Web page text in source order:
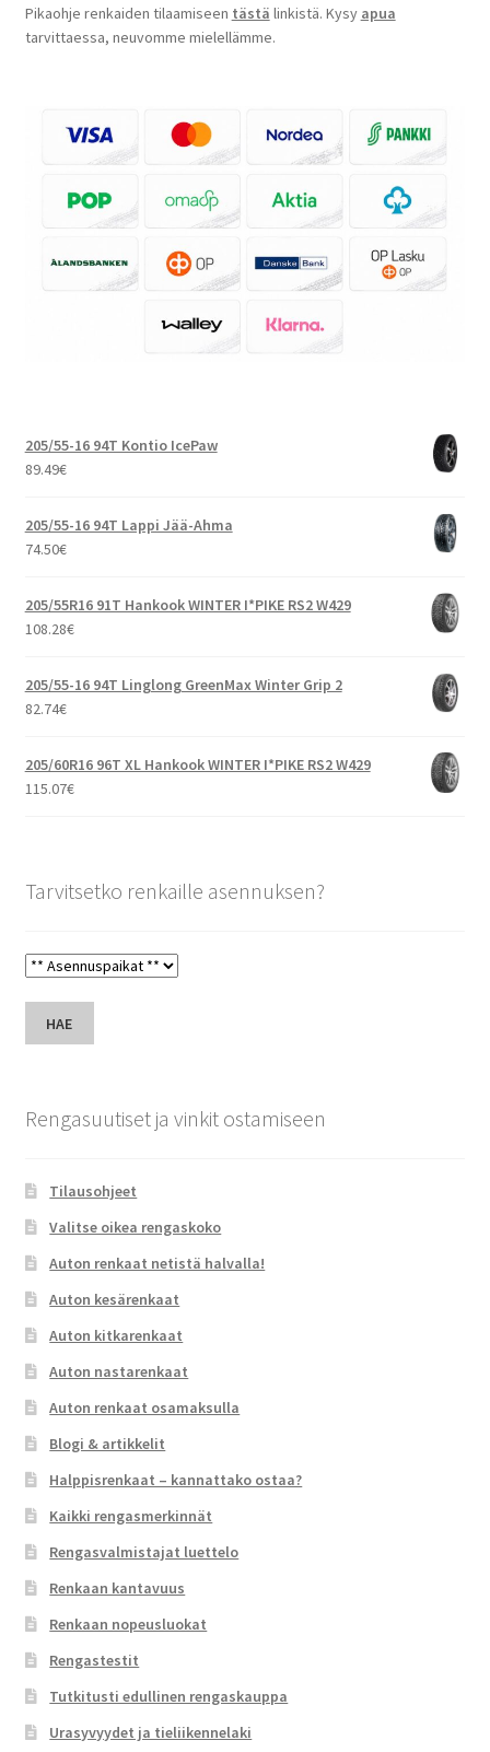
Pikaohje renkaiden tilaamiseen tästä linkistä. Kysy apua
tarvittaessa, neuvomme mielellämme.
205/55-16 94T Kontio IcePaw
89.49€
205/55-16 94T Lappi Jää-Ahma
74.50€
205/55R16 91T Hankook WINTER I*PIKE RS2 W429
108.28€
205/55-16 94T Linglong GreenMax Winter Grip 2
82.74€
205/60R16 96T XL Hankook WINTER I*PIKE RS2 W429
115.07€
Tarvitsetko renkaille asennuksen?
HAE
Rengasuutiset ja vinkit ostamiseen
Tilausohjeet
Valitse oikea rengaskoko
Auton renkaat netistä halvalla!
Auton kesärenkaat
Auton kitkarenkaat
Auton nastarenkaat
Auton renkaat osamaksulla
Blogi & artikkelit
Halppisrenkaat – kannattako ostaa?
Kaikki rengasmerkinnät
Rengasvalmistajat luettelo
Renkaan kantavuus
Renkaan nopeusluokat
Rengastestit
Tutkitusti edullinen rengaskauppa
Urasyvyydet ja tieliikennelaki